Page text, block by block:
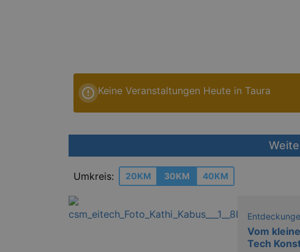
Keine Veranstaltungen Heute in Taura
Umkreis: 20KM 30KM 40KM
Vom
Tech